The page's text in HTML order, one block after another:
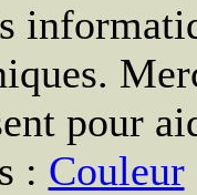
pour
: Couleur